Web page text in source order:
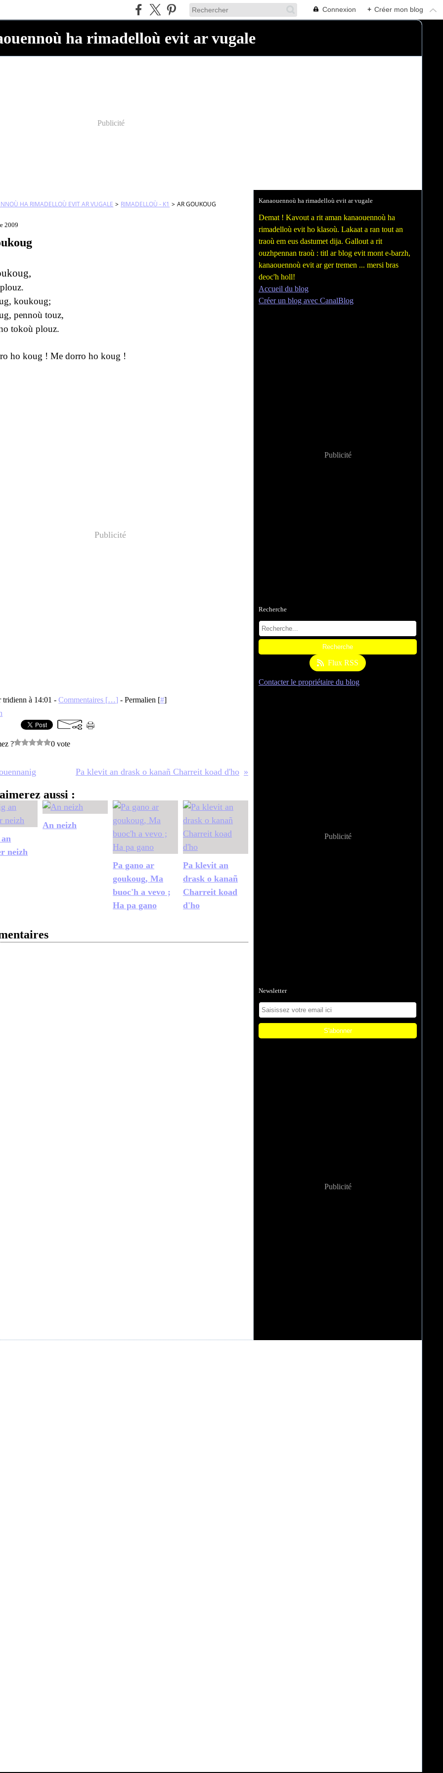
Connexion + Créer mon blog
ha rimadelloù evit ar vugale
Publicité
HA RIMADELLOÙ EVIT AR VUGALE > RIMADELLOÙ - K1 > AR GOUKOUG
2009
koukoug;
pennoù touz,
tokoù plouz.
ho koug ! Me dorro ho koug !
Publicité
tridienn à 14:01 -Commentaires […] - Permalien [#]
? 0 vote
Pa klevit an drask o kanañ Charreit koad d'ho
aussi :
neizh
An neizh
Pa gano ar
goukoug, Ma
buoc'h a vevo ;
Ha pa gano
Pa klevit an
drask o kanañ
Charreit koad
d'ho
Kanaouennoù ha rimadelloù evit ar vugale
Demat ! Kavout a rit aman kanaouennoù ha
rimadelloù evit ho klasoù. Lakaat a ran tout an
traoù em eus dastumet dija. Gallout a rit
ouzhpennan traoù : titl ar blog evit mont e-barzh,
kanaouennoù evit ar ger tremen ... mersi bras
deoc'h holl!
Accueil du blog
Créer un blog avec CanalBlog
Publicité
Recherche
Flux RSS
Contacter le propriétaire du blog
Publicité
Newsletter
Publicité